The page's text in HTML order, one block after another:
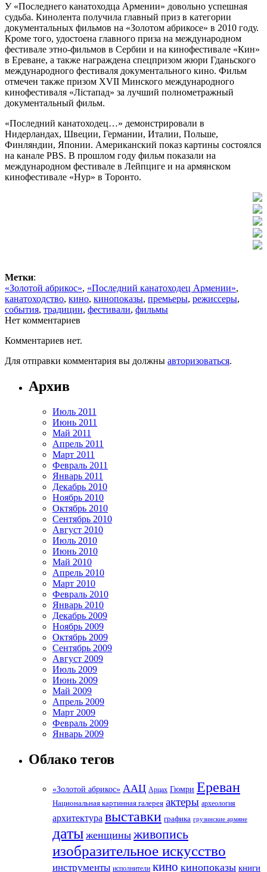
У «Последнего канатоходца Армении» довольно успешная
судьба. Кинолента получила главный приз в категории
документальных фильмов на «Золотом абрикосе» в 2010 году.
Кроме того, удостоена главного приза на международном
фестивале этно-фильмов в Сербии и на кинофестивале «Кин»
в Ереване, а также награждена спецпризом жюри Гданьского
международного фестиваля документального кино. Фильм
отмечен также призом XVII Минского международного
кинофестиваля «Лістапад» за лучший полнометражный
документальный фильм.
«Последний канатоходец…» демонстрировали в
Нидерландах, Швеции, Германии, Италии, Польше,
Финляндии, Японии. Американский показ картины состоялся
на канале PBS. В прошлом году фильм показали на
международном фестивале в Лейпциге и на армянском
кинофестивале «Нур» в Торонто.
Метки:
«Золотой абрикос», «Последний канатоходец Армении»,
канатоходство, кино, кинопоказы, премьеры, режиссеры,
события, традиции, фестивали, фильмы
Нет комментариев
Комментариев нет.
Для отправки комментария вы должны авторизоваться.
Архив
Июль 2011
Июнь 2011
Май 2011
Апрель 2011
Март 2011
Февраль 2011
Январь 2011
Декабрь 2010
Ноябрь 2010
Октябрь 2010
Сентябрь 2010
Август 2010
Июль 2010
Июнь 2010
Май 2010
Апрель 2010
Март 2010
Февраль 2010
Январь 2010
Декабрь 2009
Ноябрь 2009
Октябрь 2009
Сентябрь 2009
Август 2009
Июль 2009
Июнь 2009
Май 2009
Апрель 2009
Март 2009
Февраль 2009
Январь 2009
Облако тегов
«Золотой абрикос» ААЦ Арцах Гюмри Ереван
Национальная картинная галерея актеры археология
архитектура выставки графика грузинские армяне
даты женщины живопись
изобразительное искусство
инструменты исполнители кино кинопоказы книги